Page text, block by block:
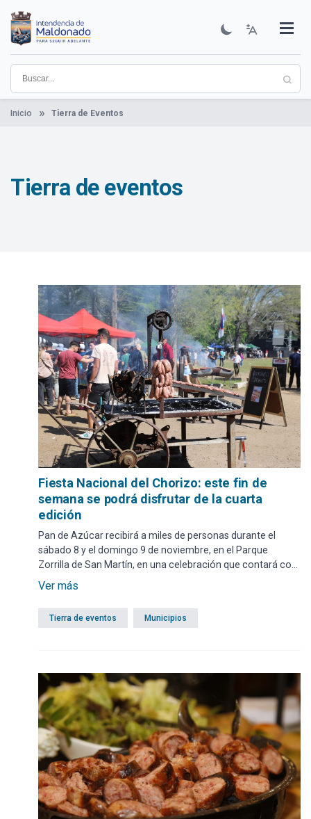
contenido
principal
Institucional
Municipios
Descubre Maldonado
Comunicación
Servicios
Guía De Trámites
Ver Noticias
Inicio Tierra de Eventos
Tierra de eventos
Fiesta Nacional del Chorizo: este fin de
semana se podrá disfrutar de la cuarta
edición
Pan de Azúcar recibirá a miles de personas durante el
sábado 8 y el domingo 9 de noviembre, en el Parque
Zorrilla de San Martín, en una celebración que contará con
más de 20 estands de diferentes marcas de chorizos,
musical, atracciones para niños y campamento.
Ver más
Tierra de eventos Municipios